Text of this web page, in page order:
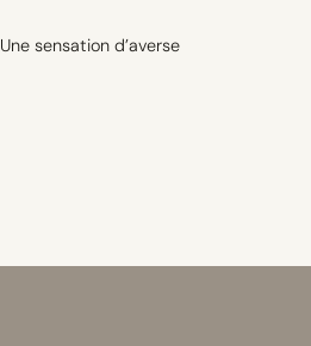
Une sensation d’averse